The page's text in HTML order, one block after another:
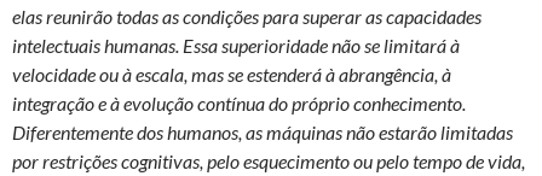
elas reunirão todas as condições para superar as capacidades
intelectuais humanas. Essa superioridade não se limitará à
velocidade ou à escala, mas se estenderá à abrangência, à
integração e à evolução contínua do próprio conhecimento.
Diferentemente dos humanos, as máquinas não estarão limitadas
por restrições cognitivas, pelo esquecimento ou pelo tempo de vida,